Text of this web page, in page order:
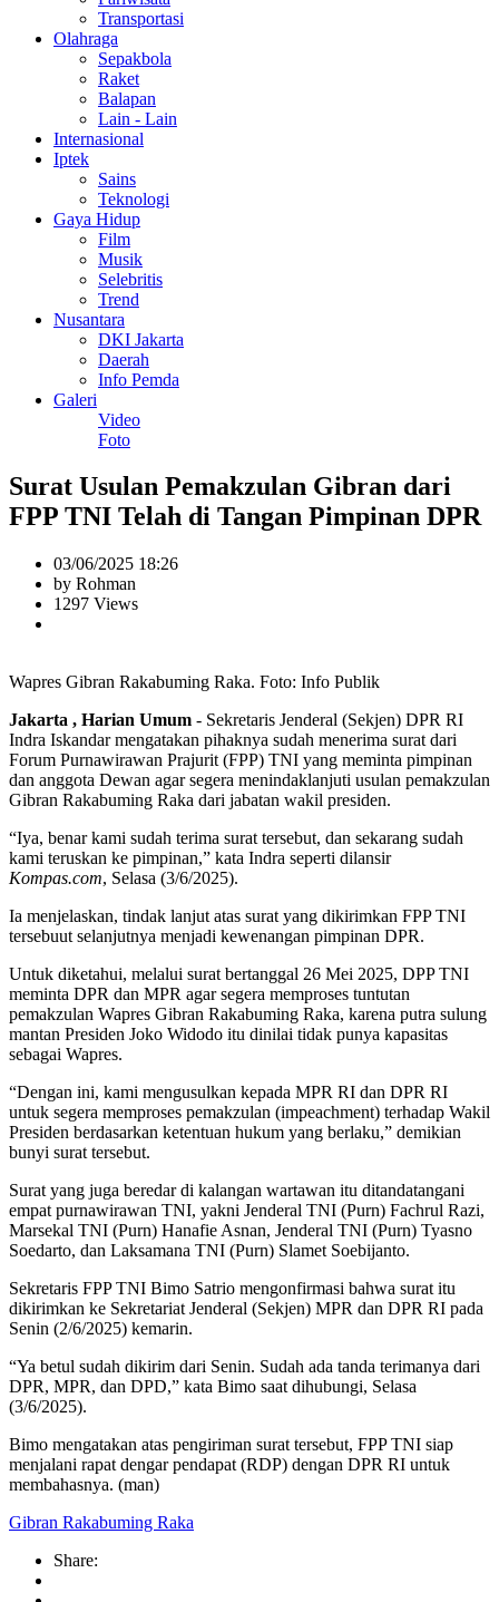
Transportasi
Olahraga
Sepakbola
Raket
Balapan
Lain - Lain
Internasional
Iptek
Sains
Teknologi
Gaya Hidup
Film
Musik
Selebritis
Trend
Nusantara
DKI Jakarta
Daerah
Info Pemda
Galeri
Video
Foto
Surat Usulan Pemakzulan Gibran dari
FPP TNI Telah di Tangan Pimpinan DPR
03/06/2025 18:26
by Rohman
1297 Views
Wapres Gibran Rakabuming Raka. Foto: Info Publik
Jakarta , Harian Umum - Sekretaris Jenderal (Sekjen) DPR RI
Indra Iskandar mengatakan pihaknya sudah menerima surat dari
Forum Purnawirawan Prajurit (FPP) TNI yang meminta pimpinan
dan anggota Dewan agar segera menindaklanjuti usulan pemakzulan
Gibran Rakabuming Raka dari jabatan wakil presiden.
“Iya, benar kami sudah terima surat tersebut, dan sekarang sudah
kami teruskan ke pimpinan,” kata Indra seperti dilansir
Kompas.com, Selasa (3/6/2025).
Ia menjelaskan, tindak lanjut atas surat yang dikirimkan FPP TNI
tersebuut selanjutnya menjadi kewenangan pimpinan DPR.
Untuk diketahui, melalui surat bertanggal 26 Mei 2025, DPP TNI
meminta DPR dan MPR agar segera memproses tuntutan
pemakzulan Wapres Gibran Rakabuming Raka, karena putra sulung
mantan Presiden Joko Widodo itu dinilai tidak punya kapasitas
sebagai Wapres.
“Dengan ini, kami mengusulkan kepada MPR RI dan DPR RI
untuk segera memproses pemakzulan (impeachment) terhadap Wakil
Presiden berdasarkan ketentuan hukum yang berlaku,” demikian
bunyi surat tersebut.
Surat yang juga beredar di kalangan wartawan itu ditandatangani
empat purnawirawan TNI, yakni Jenderal TNI (Purn) Fachrul Razi,
Marsekal TNI (Purn) Hanafie Asnan, Jenderal TNI (Purn) Tyasno
Soedarto, dan Laksamana TNI (Purn) Slamet Soebijanto.
Sekretaris FPP TNI Bimo Satrio mengonfirmasi bahwa surat itu
dikirimkan ke Sekretariat Jenderal (Sekjen) MPR dan DPR RI pada
Senin (2/6/2025) kemarin.
“Ya betul sudah dikirim dari Senin. Sudah ada tanda terimanya dari
DPR, MPR, dan DPD,” kata Bimo saat dihubungi, Selasa
(3/6/2025).
Bimo mengatakan atas pengiriman surat tersebut, FPP TNI siap
menjalani rapat dengar pendapat (RDP) dengan DPR RI untuk
membahasnya. (man)
Gibran Rakabuming Raka
Share: